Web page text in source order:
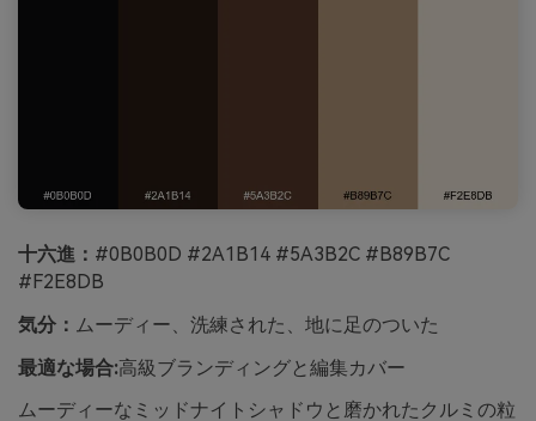
十六進： #0B0B0D #2A1B14 #5A3B2C #B89B7C
#F2E8DB
気分： ムーディー、洗練された、地に足のついた
最適な場合:高級ブランディングと編集カバー
ムーディーなミッドナイトシャドウと磨かれたクルミの粒